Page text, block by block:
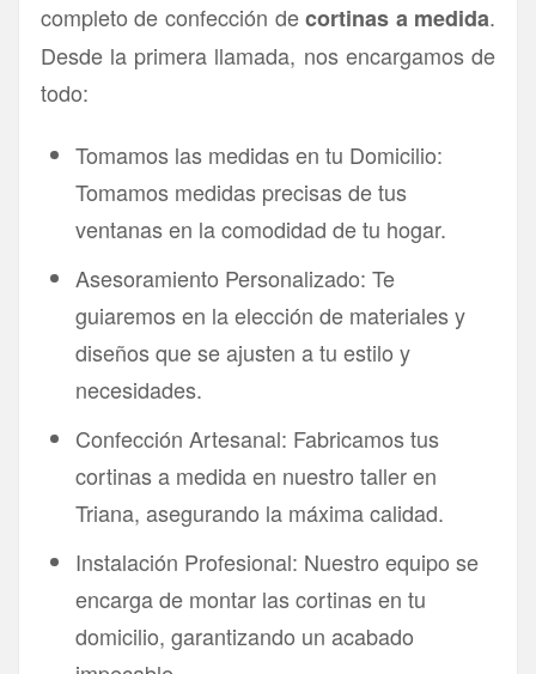
completo de confección decortinas a medida.
Desde la primera llamada, nos encargamos de
todo:
Tomamos las medidas en tu Domicilio:
Tomamos medidas precisas de tus
ventanas en la comodidad de tu hogar.
Asesoramiento Personalizado: Te
guiaremos en la elección de materiales y
diseños que se ajusten a tu estilo y
necesidades.
Confección Artesanal: Fabricamos tus
cortinas a medida en nuestro taller en
Triana, asegurando la máxima calidad.
Instalación Profesional: Nuestro equipo se
encarga de montar las cortinas en tu
domicilio, garantizando un acabado